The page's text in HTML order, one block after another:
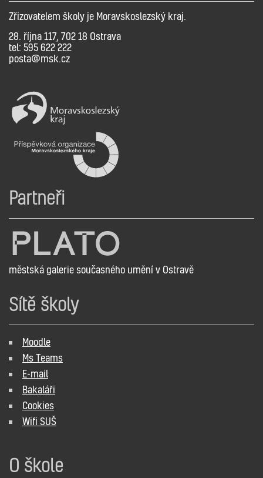
Zřizovatelem školy je Moravskoslezský kraj.
28. října 117, 702 18 Ostrava
tel: 595 622 222
posta@msk.cz
Partneři
městská galerie současného umění v Ostravě
Sítě školy
Moodle
Ms Teams
E-mail
Bakaláři
Cookies
Wifi SUŠ
O škole